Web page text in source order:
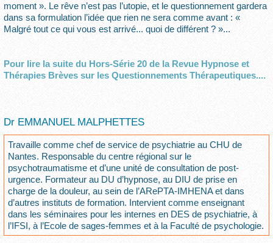
moment ». Le rêve n’est pas l’utopie, et le questionnement gardera
dans sa formulation l’idée que rien ne sera comme avant : «
Malgré tout ce qui vous est arrivé... quoi de différent ? »...
Pour lire la suite du Hors-Série 20 de la Revue Hypnose et
Thérapies Brèves sur les Questionnements Thérapeutiques....
Dr EMMANUEL MALPHETTES
Travaille comme chef de service de psychiatrie au CHU de
Nantes. Responsable du centre régional sur le
psychotraumatisme et d’une unité de consultation de post-
urgence. Formateur au DU d’hypnose, au DIU de prise en
charge de la douleur, au sein de l’ARePTA-IMHENA et dans
d’autres instituts de formation. Intervient comme enseignant
dans les séminaires pour les internes en DES de psychiatrie, à
l’IFSI, à l’Ecole de sages-femmes et à la Faculté de psychologie.